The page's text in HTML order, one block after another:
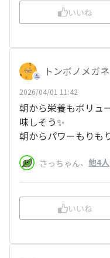
いいね
トンボノメガネ
2026/04/01 11:42
朝から栄養もボリュ
味しそう✨️
朝からパワーもりも
さっちゃん、 他4人
いいね